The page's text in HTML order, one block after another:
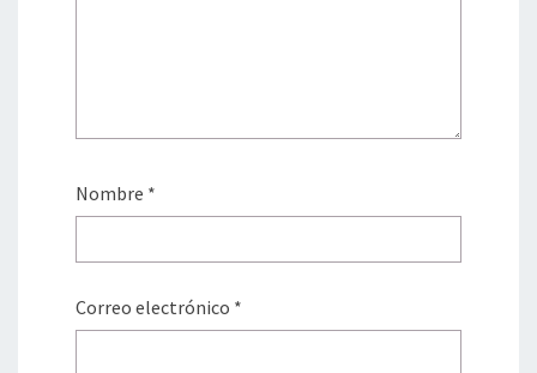
Nombre *
Correo electrónico *